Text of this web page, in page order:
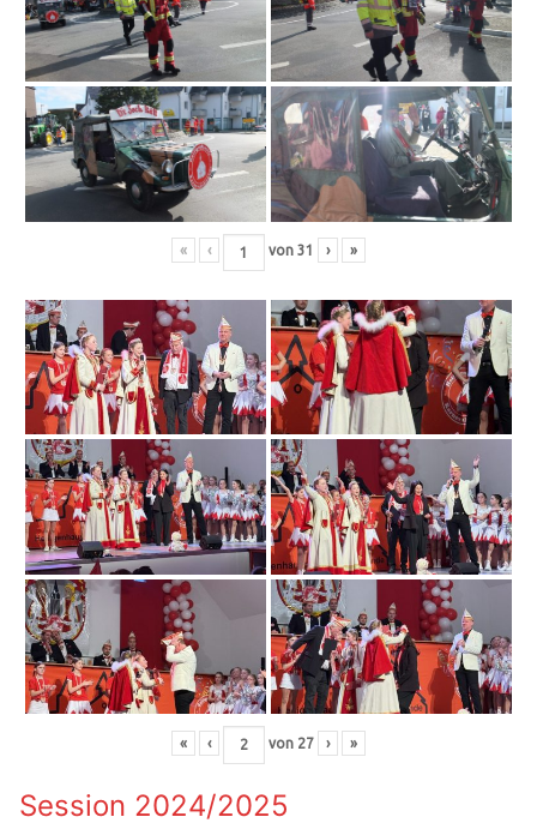
« ‹ von 31 › »
« ‹ von 27 › »
Session 2024/2025